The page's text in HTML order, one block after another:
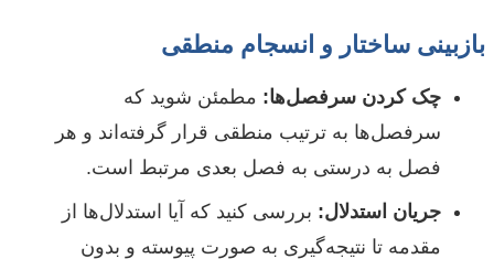
بازبینی ساختار و انسجام منطقی
چک کردن سرفصل‌ها: مطمئن شوید که
سرفصل‌ها به ترتیب منطقی قرار گرفته‌اند و هر
فصل به درستی به فصل بعدی مرتبط است.
جریان استدلال: بررسی کنید که آیا استدلال‌ها از
مقدمه تا نتیجه‌گیری به صورت پیوسته و بدون